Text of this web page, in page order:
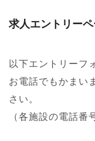
求人エントリー
以下エントリーフ
お電話でもかまい
さい。
（各施設の電話番